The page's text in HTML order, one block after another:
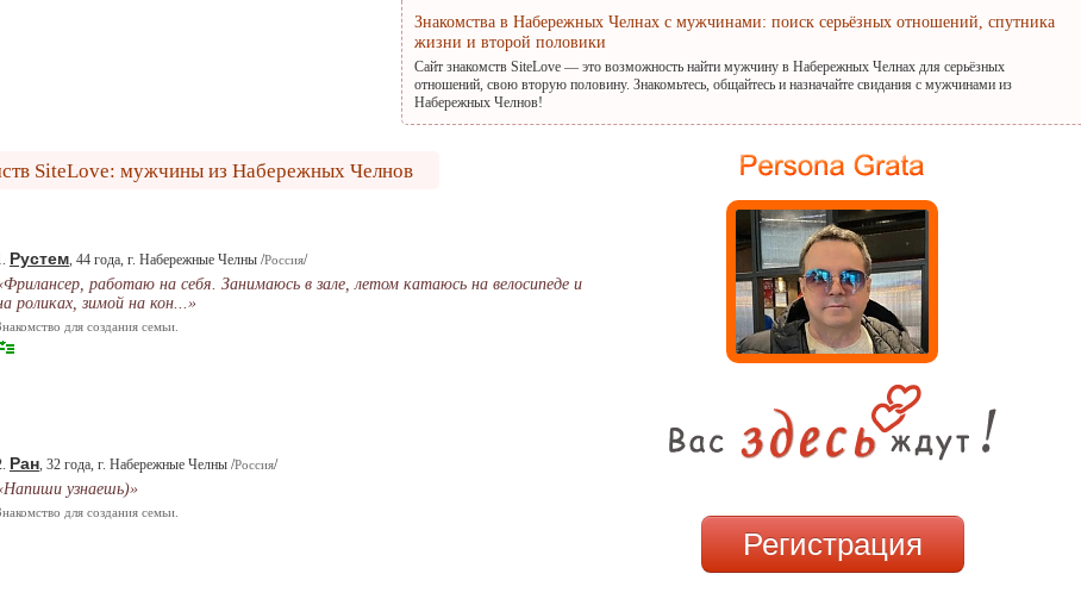
Знакомства в Набережных Челнах с мужчинами: поиск серьёзных отношений, спутника
жизни и второй половики
Сайт знакомств SiteLove — это возможность найти мужчину в Набережных Челнах для серьёзных
отношений, свою вторую половину. Знакомьтесь, общайтесь и назначайте свидания с мужчинами из
Набережных Челнов!
SiteLove: мужчины из Набережных Челнов
Регистрация
Рустем, 44 года, г. Набережные Челны /Россия/
работаю на себя. Занимаюсь в зале, летом катаюсь на велосипеде и
роликах, зимой на кон...»
для создания семьи.
Ран, 32 года, г. Набережные Челны /Россия/
узнаешь)»
для создания семьи.